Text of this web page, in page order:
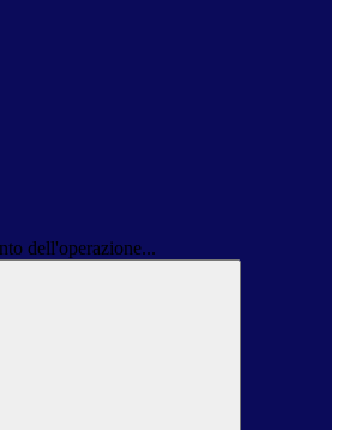
dell'operazione...